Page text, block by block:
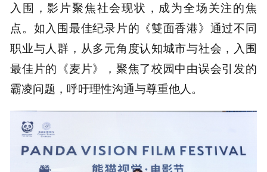
入围，影片聚焦社会现状，成为全场关注的焦
点。如入围最佳纪录片的《雙面香港》通过不同
职业与人群，从多元角度认知城市与社会，入围
最佳片的《麦片》，聚焦了校园中由误会引发的
霸凌问题，呼吁理性沟通与尊重他人。